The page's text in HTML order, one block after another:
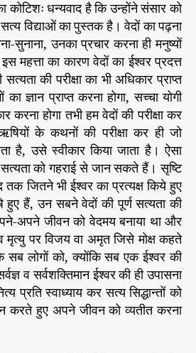
कोटिशः धन्यवाद है कि उन्होंने संसार को
विद्याओं का पुस्तक है। वेदों का पढ़ना
सुनाना, उनका प्रचार करना ही मनुष्यों
महत्ता का कारण वेदों का ईश्वर प्रदत्त
की परीक्षा का भी अधिकार प्राप्त
ज्ञान प्राप्त करना होगा, सच्चा योगी
करना होगा तभी हम वेदों की परीक्षा कर
के कथनों की परीक्षा कर ही जो
है, उसे स्वीकार किया जाता है। ऐसा
को गहराई से जान सकते हैं। सृष्टि
जितने भी ईश्वर का प्रत्यक्ष किये हुए
हुए हैं, उन सबने वेदों की पूर्ण सत्यता की
अपने जीवन को वेदमय बनाया था और
पर विजय वा अमृत जिसे मोक्ष कहते
लोगों को, क्योंकि सब एक ईश्वर की
व सर्वशक्तिमान ईश्वर की ही उपासना
प्रति स्वाध्याय कर सत्य सिद्धान्तों को
करते हुए अपने जीवन को व्यतीत करना